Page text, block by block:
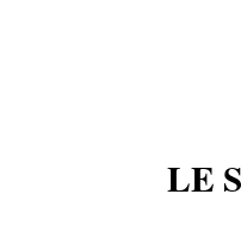
LE